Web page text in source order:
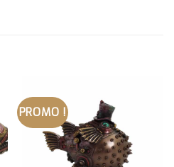
PROMO !